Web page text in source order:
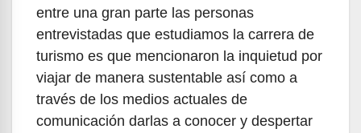
entre una gran parte las personas
entrevistadas que estudiamos la carrera de
turismo es que mencionaron la inquietud por
viajar de manera sustentable así como a
través de los medios actuales de
comunicación darlas a conocer y despertar